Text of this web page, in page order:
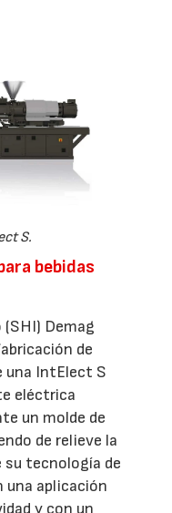
S.
bebidas
Demag
de
una IntElect S
eléctrica
un molde de
de relieve la
su tecnología de
aplicación
y con un